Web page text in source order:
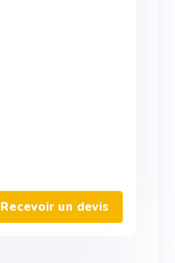
Recevoir un devis